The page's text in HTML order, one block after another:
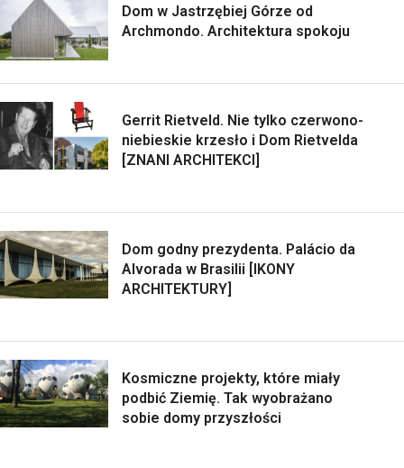
Dom w Jastrzębiej Górze od
Archmondo. Architektura spokoju
Gerrit Rietveld. Nie tylko czerwono-
niebieskie krzesło i Dom Rietvelda
[ZNANI ARCHITEKCI]
Dom godny prezydenta. Palácio da
Alvorada w Brasilii [IKONY
ARCHITEKTURY]
Kosmiczne projekty, które miały
podbić Ziemię. Tak wyobrażano
sobie domy przyszłości